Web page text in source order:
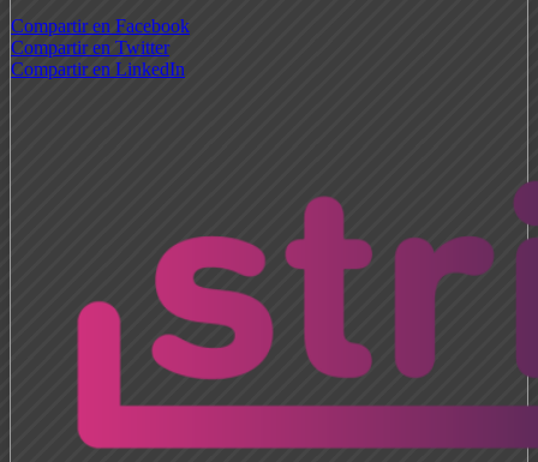
Compartir en Facebook
Compartir en Twitter
Compartir en LinkedIn